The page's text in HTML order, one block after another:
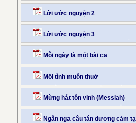
Lời ước nguyện 2
Lời ước nguyện 3
Mỗi ngày là một bài ca
Mối tình muôn thuở
Mừng hát tôn vinh (Messiah)
Ngân nga câu tán dương cảm tạ